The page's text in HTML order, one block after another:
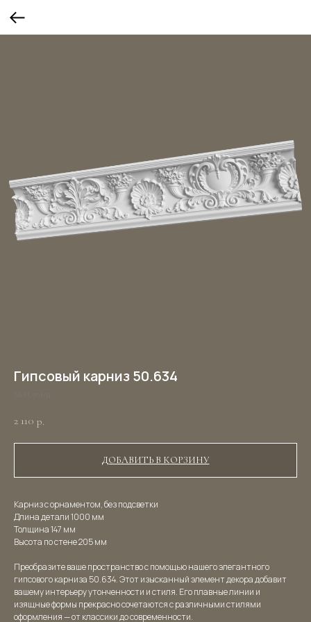
Гипсовый карниз 50.634
2 110 р.
ДОБАВИТЬ В КОРЗИНУ
Карниз с орнаментом, без подсветки
Длина детали 1000 мм
Толщина 147 мм
Высота по стене 205 мм
Преобразите ваше пространство с помощью нашего элегантного
гипсового карниза 50.634. Этот изысканный элемент декора добавит
вашему интерьеру утонченности и стиля. Его плавные линии и
изящные формы прекрасно сочетаются с различными стилями
оформления — от классики до современности.